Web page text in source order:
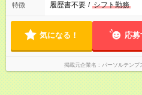
特徴 履歴書不要 / シフト勤務
気になる！ 応募
掲載元企業名 パーソルテン